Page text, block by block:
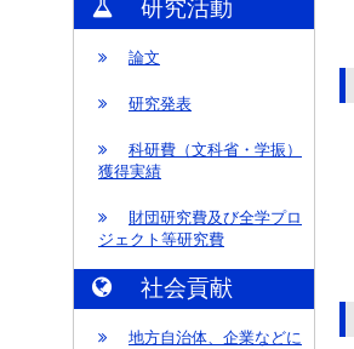
研究活動
論文
研究発表
科研費（文科省・学振）
獲得実績
財団研究費及び全学プロ
ジェクト等研究費
社会貢献
地方自治体、企業などに